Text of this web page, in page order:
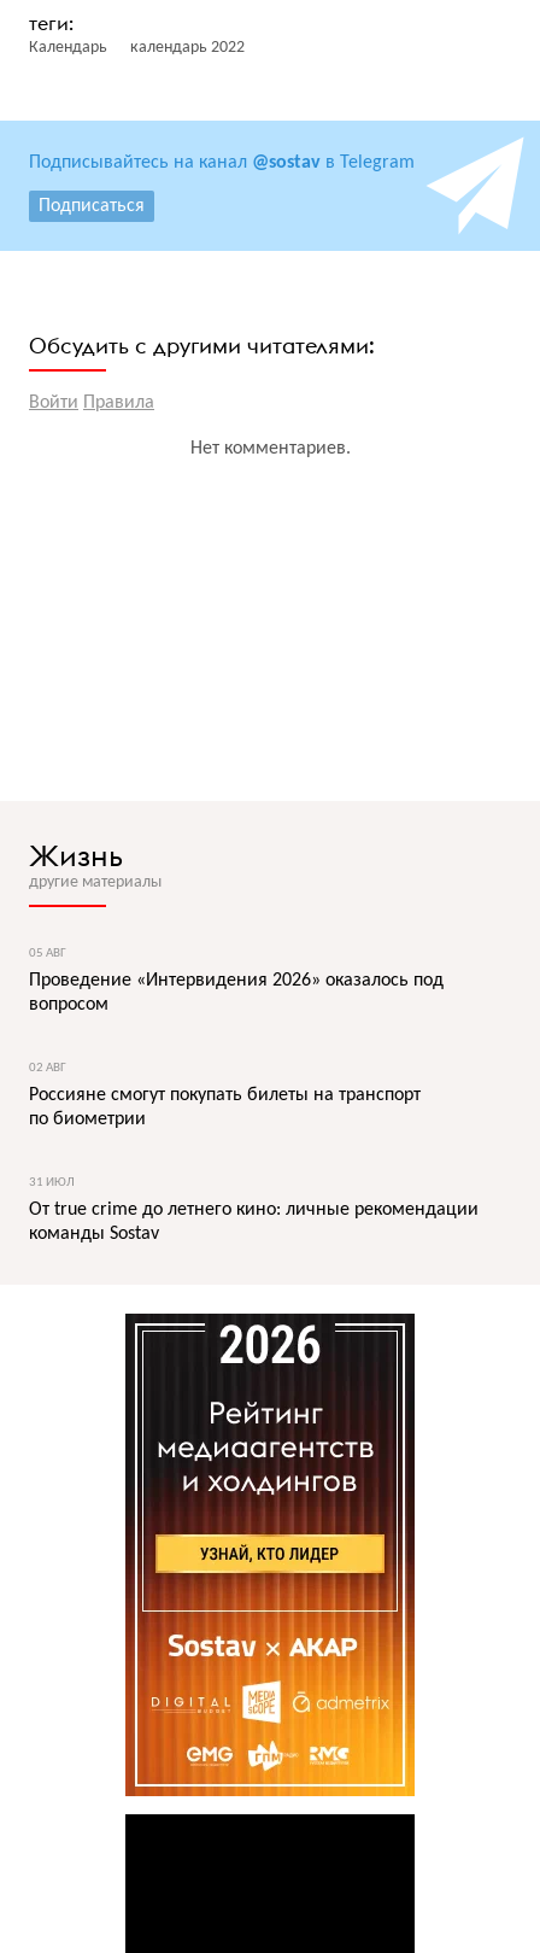
Календарь календарь 2022
Подписывайтесь на канал @sostav в Telegram
Подписаться
Обсудить с другими читателями:
Войти Правила
Нет комментариев.
Жизнь
другие материалы
05 АВГ
Проведение «Интервидения 2026» оказалось под
вопросом
02 АВГ
Россияне смогут покупать билеты на транспорт
по биометрии
31 ИЮЛ
От true crime до летнего кино: личные рекомендации
команды Sostav